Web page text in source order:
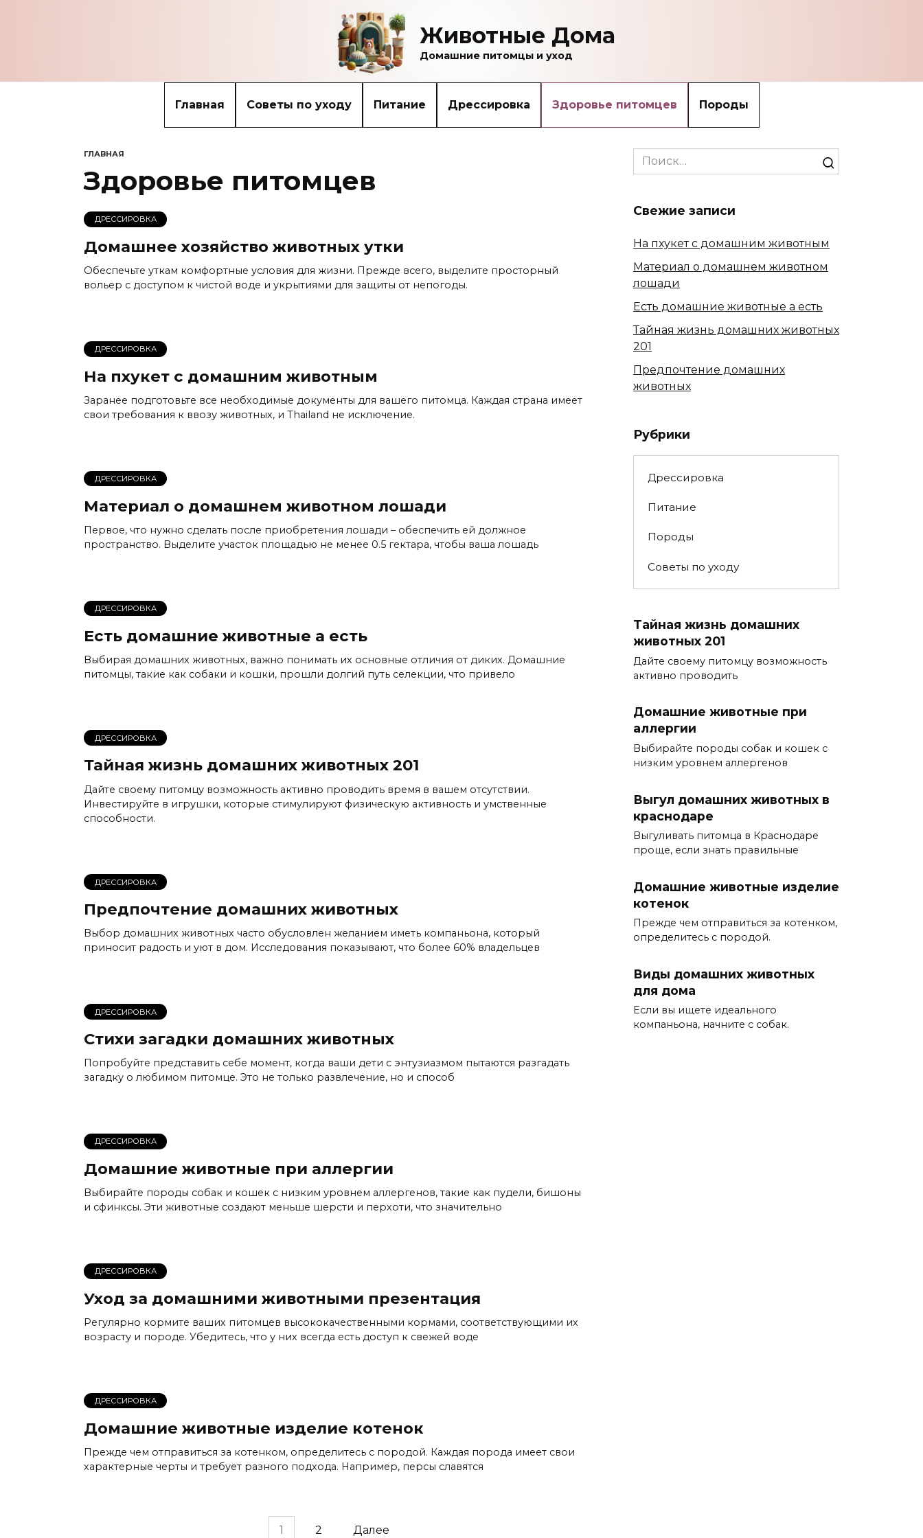
Животные Дома
Домашние питомцы и уход
Главная Советы по уходу Питание Дрессировка Здоровье питомцев Породы
ГЛАВНАЯ
Здоровье питомцев
ДРЕССИРОВКА
Домашнее хозяйство животных утки
Обеспечьте уткам комфортные условия для жизни. Прежде всего, выделите просторный
вольер с доступом к чистой воде и укрытиями для защиты от непогоды.
ДРЕССИРОВКА
На пхукет с домашним животным
Заранее подготовьте все необходимые документы для вашего питомца. Каждая страна имеет
свои требования к ввозу животных, и Thailand не исключение.
ДРЕССИРОВКА
Материал о домашнем животном лошади
Первое, что нужно сделать после приобретения лошади – обеспечить ей должное
пространство. Выделите участок площадью не менее 0.5 гектара, чтобы ваша лошадь
ДРЕССИРОВКА
Есть домашние животные а есть
Выбирая домашних животных, важно понимать их основные отличия от диких. Домашние
питомцы, такие как собаки и кошки, прошли долгий путь селекции, что привело
ДРЕССИРОВКА
Тайная жизнь домашних животных 201
Дайте своему питомцу возможность активно проводить время в вашем отсутствии.
Инвестируйте в игрушки, которые стимулируют физическую активность и умственные
способности.
ДРЕССИРОВКА
Предпочтение домашних животных
Выбор домашних животных часто обусловлен желанием иметь компаньона, который
приносит радость и уют в дом. Исследования показывают, что более 60% владельцев
ДРЕССИРОВКА
Стихи загадки домашних животных
Попробуйте представить себе момент, когда ваши дети с энтузиазмом пытаются разгадать
загадку о любимом питомце. Это не только развлечение, но и способ
ДРЕССИРОВКА
Домашние животные при аллергии
Выбирайте породы собак и кошек с низким уровнем аллергенов, такие как пудели, бишоны
и сфинксы. Эти животные создают меньше шерсти и перхоти, что значительно
ДРЕССИРОВКА
Уход за домашними животными презентация
Регулярно кормите ваших питомцев высококачественными кормами, соответствующими их
возрасту и породе. Убедитесь, что у них всегда есть доступ к свежей воде
ДРЕССИРОВКА
Домашние животные изделие котенок
Прежде чем отправиться за котенком, определитесь с породой. Каждая порода имеет свои
характерные черты и требует разного подхода. Например, персы славятся
1 2 Далее
Search
for:
Свежие записи
На пхукет с домашним животным
Материал о домашнем животном
лошади
Есть домашние животные а есть
Тайная жизнь домашних животных
201
Предпочтение домашних
животных
Рубрики
Дрессировка
Питание
Породы
Советы по уходу
Тайная жизнь домашних
животных 201
Дайте своему питомцу возможность
активно проводить
Домашние животные при
аллергии
Выбирайте породы собак и кошек с
низким уровнем аллергенов
Выгул домашних животных в
краснодаре
Выгуливать питомца в Краснодаре
проще, если знать правильные
Домашние животные изделие
котенок
Прежде чем отправиться за котенком,
определитесь с породой.
Виды домашних животных
для дома
Если вы ищете идеального
компаньона, начните с собак.